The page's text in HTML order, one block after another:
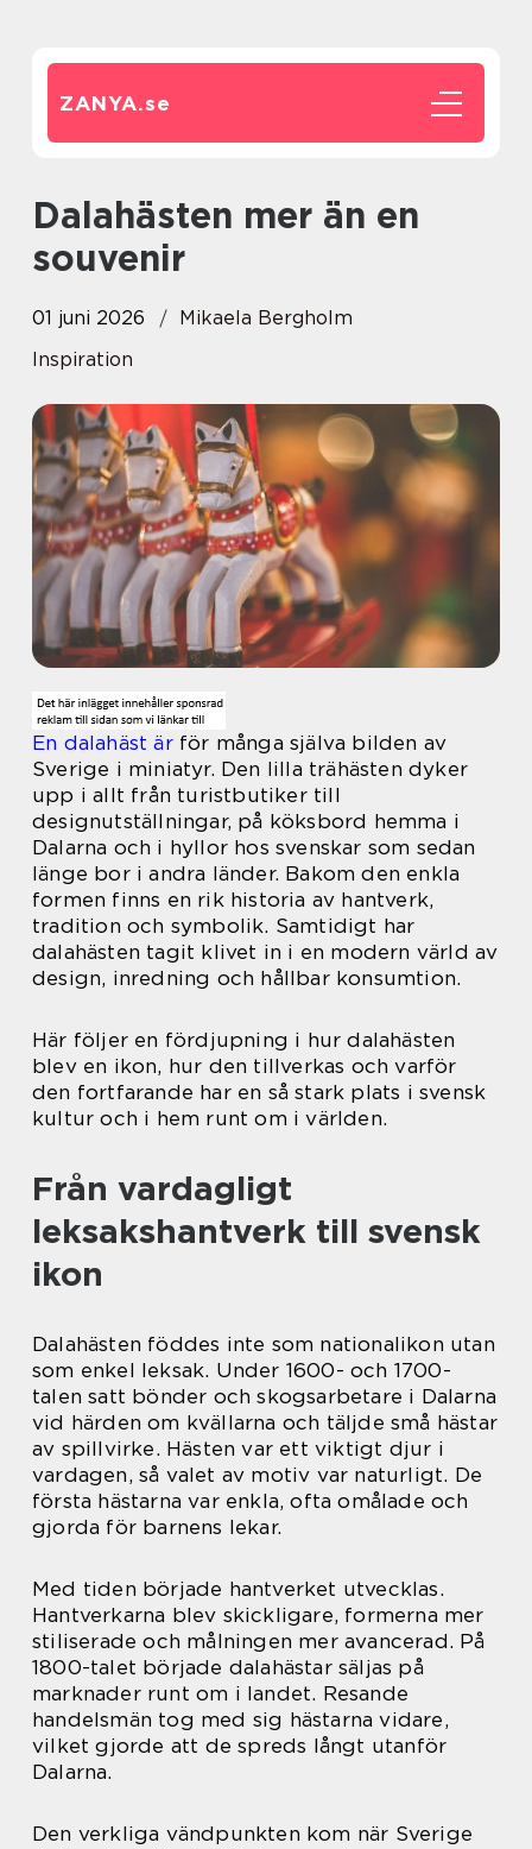
ZANYA.se
Dalahästen mer än en
souvenir
01 juni 2026
Mikaela Bergholm
Inspiration
En dalahäst ärför många själva bilden av
Sverige i miniatyr. Den lilla trähästen dyker
upp i allt från turistbutiker till
designutställningar, på köksbord hemma i
Dalarna och i hyllor hos svenskar som sedan
länge bor i andra länder. Bakom den enkla
formen finns en rik historia av hantverk,
tradition och symbolik. Samtidigt har
dalahästen tagit klivet in i en modern värld av
design, inredning och hållbar konsumtion.
Här följer en fördjupning i hur dalahästen
blev en ikon, hur den tillverkas och varför
den fortfarande har en så stark plats i svensk
kultur och i hem runt om i världen.
Från vardagligt
leksakshantverk till svensk
ikon
Dalahästen föddes inte som nationalikon utan
som enkel leksak. Under 1600- och 1700-
talen satt bönder och skogsarbetare i Dalarna
vid härden om kvällarna och täljde små hästar
av spillvirke. Hästen var ett viktigt djur i
vardagen, så valet av motiv var naturligt. De
första hästarna var enkla, ofta omålade och
gjorda för barnens lekar.
Med tiden började hantverket utvecklas.
Hantverkarna blev skickligare, formerna mer
stiliserade och målningen mer avancerad. På
1800-talet började dalahästar säljas på
marknader runt om i landet. Resande
handelsmän tog med sig hästarna vidare,
vilket gjorde att de spreds långt utanför
Dalarna.
Den verkliga vändpunkten kom när Sverige